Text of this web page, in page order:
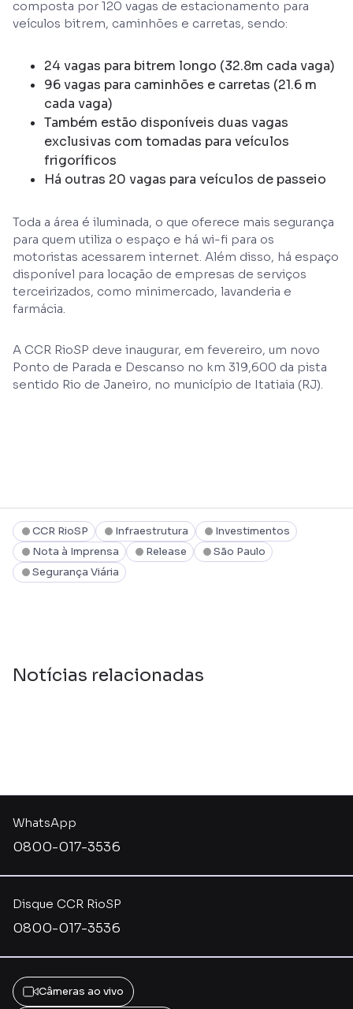
composta por 120 vagas de estacionamento para
veículos bitrem, caminhões e carretas, sendo:
24 vagas para bitrem longo (32.8m cada vaga)
96 vagas para caminhões e carretas (21.6 m
cada vaga)
Também estão disponíveis duas vagas
exclusivas com tomadas para veículos
frigoríficos
Há outras 20 vagas para veículos de passeio
Toda a área é iluminada, o que oferece mais segurança
para quem utiliza o espaço e há wi-fi para os
motoristas acessarem internet. Além disso, há espaço
disponível para locação de empresas de serviços
terceirizados, como minimercado, lavanderia e
farmácia.
A CCR RioSP deve inaugurar, em fevereiro, um novo
Ponto de Parada e Descanso no km 319,600 da pista
sentido Rio de Janeiro, no município de Itatiaia (RJ).
CCR RioSP Infraestrutura
Investimentos
Nota à Imprensa
Release
São Paulo
Segurança Viária
Notícias relacionadas
Disque CCR RioSP
0800-017-3536
WhatsApp
0800-017-3536
Câmeras ao vivo